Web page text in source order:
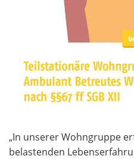
„In unserer Wohngruppe
belastenden